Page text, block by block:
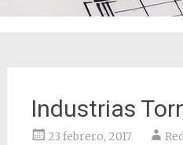
Industrias
23 febrero, 2017